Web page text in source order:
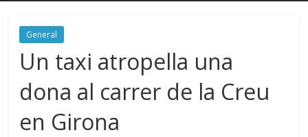
General
Un taxi atropella una
dona al carrer de la Creu
en Girona